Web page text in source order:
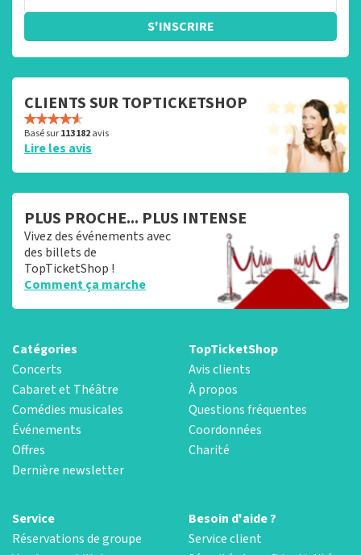
S'INSCRIRE
CLIENTS SUR TOPTICKETSHOP
Basé sur113 182avis
Lire les avis
PLUS PROCHE... PLUS INTENSE
Vivez des événements avec
des billets de
TopTicketShop !
Comment ça marche
Catégories
Concerts
Cabaret et Théâtre
Comédies musicales
Événements
Offres
Dernière newsletter
TopTicketShop
Avis clients
À propos
Questions fréquentes
Coordonnées
Charité
Service
Réservations de groupe
Besoin d'aide ?
Service client